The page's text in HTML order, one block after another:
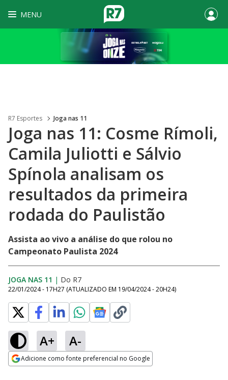
MENU
R7 Esportes Joga nas 11
Joga nas 11: Cosme Rímoli,
Camila Juliotti e Sálvio
Spínola analisam os
resultados da primeira
rodada do Paulistão
Assista ao vivo a análise do que rolou no
Campeonato Paulista 2024
JOGA NAS 11 | Do R7
22/01/2024 - 17H27 (ATUALIZADO EM 19/04/2024 - 20H24)
A+ A-
Adicione como fonte preferencial no Google